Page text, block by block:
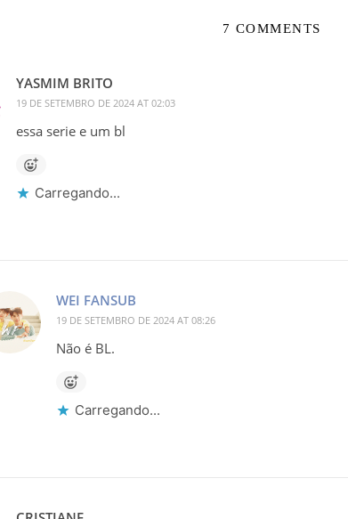
7 COMMENTS
YASMIM BRITO
19 DE SETEMBRO DE 2024 AT 02:03
essa serie e um bl
Carregando...
WEI FANSUB
19 DE SETEMBRO DE 2024 AT 08:26
Não é BL.
Carregando...